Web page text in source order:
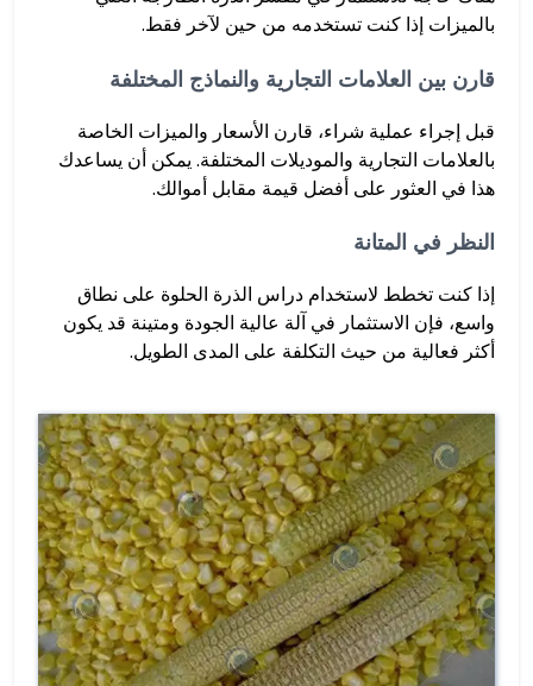
بالميزات إذا كنت تستخدمه من حين لآخر فقط.
قارن بين العلامات التجارية والنماذج المختلفة
قبل إجراء عملية شراء، قارن الأسعار والميزات الخاصة
بالعلامات التجارية والموديلات المختلفة. يمكن أن يساعدك
هذا في العثور على أفضل قيمة مقابل أموالك.
النظر في المتانة
إذا كنت تخطط لاستخدام دراس الذرة الحلوة على نطاق
واسع، فإن الاستثمار في آلة عالية الجودة ومتينة قد يكون
أكثر فعالية من حيث التكلفة على المدى الطويل.